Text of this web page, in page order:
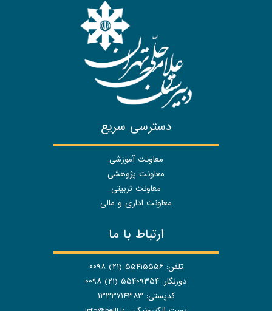
دسترسی سریع
معاونت آموزشی
معاونت پژوهشی
معاونت تربیتی
معاونت اداری و مالی
ارتباط با ما
تلفن: ۵۵۴۱۵۵۵۶ (۲۱) ۰۰۹۸
دورنگار: ۵۵۴۰۹۳۵۴ (۲۱) ۰۰۹۸
کدپستی: ۱۳۳۳۷۱۴۳۸۳